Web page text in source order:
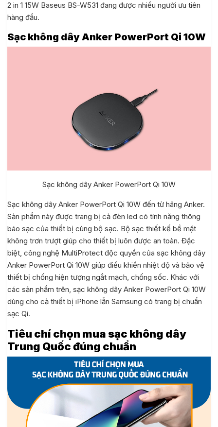
2 in 1 15W Baseus BS-W531 đang được nhiều người ưu tiên
hàng đầu.
Sạc không dây Anker PowerPort Qi 10W
Sạc không dây Anker PowerPort Qi 10W
Sạc không dây Anker PowerPort Qi 10W đến từ hãng Anker.
Sản phẩm này được trang bị cả đèn led có tính năng thông
báo sạc của thiết bị cùng bộ sạc. Bộ sạc thiết kế bề mặt
không trơn trượt giúp cho thiết bị luôn được an toàn. Đặc
biệt, công nghệ MultiProtect độc quyền của sạc không dây
Anker PowerPort Qi 10W giúp điều khiển nhiệt độ và bảo vệ
thiết bị chống hiện tượng ngắt mạch, chống sốc. Khác với
các sản phẩm trên, sạc không dây Anker PowerPort Qi 10W
dùng cho cả thiết bị iPhone lẫn Samsung có trang bị chuẩn
sạc Qi.
Tiêu chí chọn mua sạc không dây
Trung Quốc đúng chuẩn